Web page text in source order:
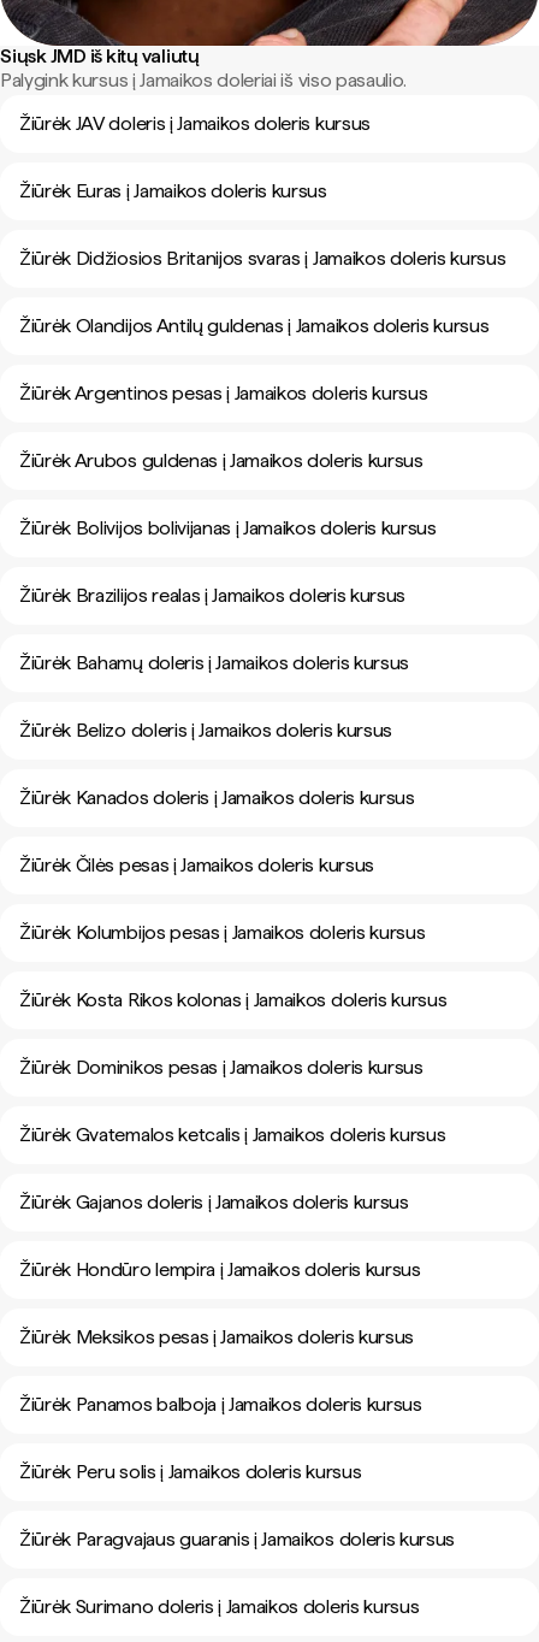
Siųsk JMD iš kitų valiutų
Palygink kursus į Jamaikos doleriai iš viso pasaulio.
Žiūrėk JAV doleris į Jamaikos doleris kursus
Žiūrėk Euras į Jamaikos doleris kursus
Žiūrėk Didžiosios Britanijos svaras į Jamaikos doleris kursus
Žiūrėk Olandijos Antilų guldenas į Jamaikos doleris kursus
Žiūrėk Argentinos pesas į Jamaikos doleris kursus
Žiūrėk Arubos guldenas į Jamaikos doleris kursus
Žiūrėk Bolivijos bolivijanas į Jamaikos doleris kursus
Žiūrėk Brazilijos realas į Jamaikos doleris kursus
Žiūrėk Bahamų doleris į Jamaikos doleris kursus
Žiūrėk Belizo doleris į Jamaikos doleris kursus
Žiūrėk Kanados doleris į Jamaikos doleris kursus
Žiūrėk Čilės pesas į Jamaikos doleris kursus
Žiūrėk Kolumbijos pesas į Jamaikos doleris kursus
Žiūrėk Kosta Rikos kolonas į Jamaikos doleris kursus
Žiūrėk Dominikos pesas į Jamaikos doleris kursus
Žiūrėk Gvatemalos ketcalis į Jamaikos doleris kursus
Žiūrėk Gajanos doleris į Jamaikos doleris kursus
Žiūrėk Hondūro lempira į Jamaikos doleris kursus
Žiūrėk Meksikos pesas į Jamaikos doleris kursus
Žiūrėk Panamos balboja į Jamaikos doleris kursus
Žiūrėk Peru solis į Jamaikos doleris kursus
Žiūrėk Paragvajaus guaranis į Jamaikos doleris kursus
Žiūrėk Surimano doleris į Jamaikos doleris kursus